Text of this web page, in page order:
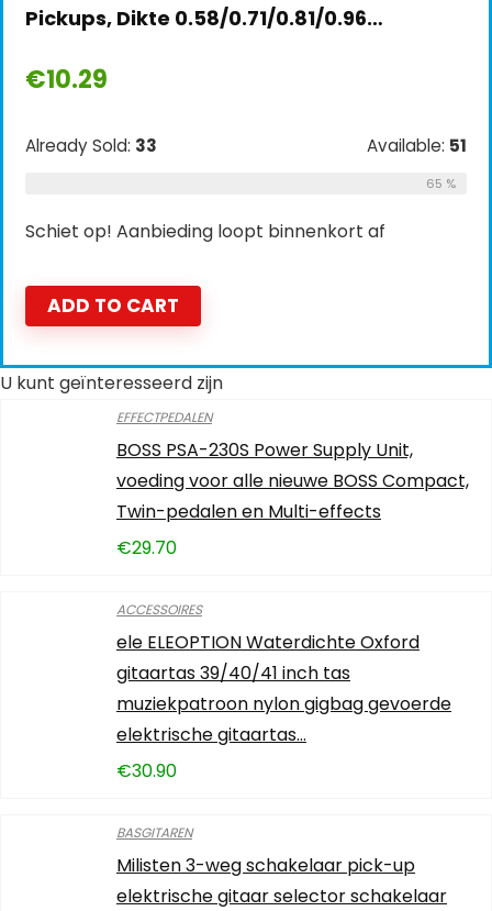
Pickups, Dikte 0.58/0.71/0.81/0.96…
€10.29
Already Sold: 33 Available: 51
65 %
Schiet op! Aanbieding loopt binnenkort af
ADD TO CART
U kunt geïnteresseerd zijn
EFFECTPEDALEN
BOSS PSA-230S Power Supply Unit,
voeding voor alle nieuwe BOSS Compact,
Twin-pedalen en Multi-effects
€29.70
ACCESSOIRES
ele ELEOPTION Waterdichte Oxford
gitaartas 39/40/41 inch tas
muziekpatroon nylon gigbag gevoerde
elektrische gitaartas…
€30.90
BASGITAREN
Milisten 3-weg schakelaar pick-up
elektrische gitaar selector schakelaar